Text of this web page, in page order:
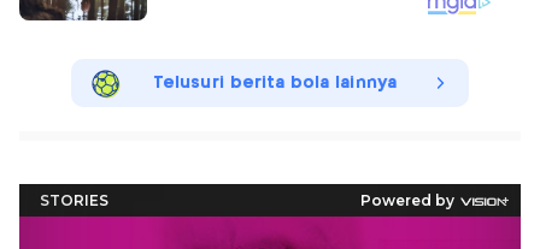
Telusuri berita bola lainnya